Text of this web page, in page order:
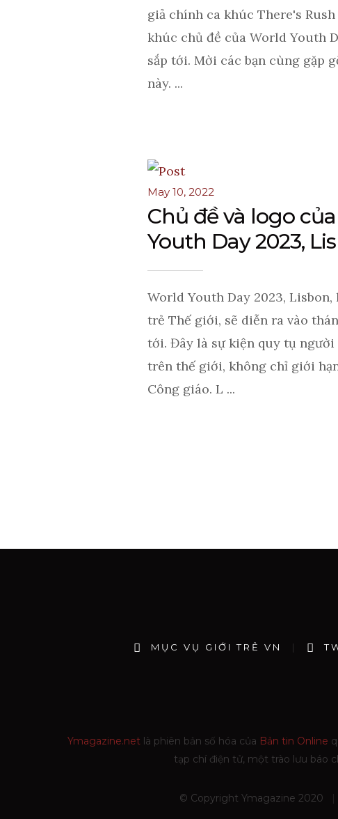
giả chính ca khúc There's
khúc chủ đề của World Youth
sắp tới. Mời các bạn cùng gặp
này. ...
May 10, 2022
Chủ đề và logo
Youth Day 2023,
World Youth Day 2023,
trẻ Thế giới, sẽ diễn ra vào
tới. Đây là sự kiện quy tụ
trên thế giới, không chỉ giới
Công giáo. L ...
MỤC VỤ GIỚI TRẺ VN
Ymagazine.net là phiên bản số hóa của Bản tin Online
tạp chí điện tử, một trào lưu báo
© Copyright Ymagazine 2020